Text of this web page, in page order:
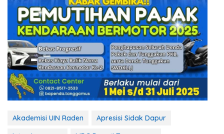
Akademisi UIN Raden
Apresisi Sidak Dapur